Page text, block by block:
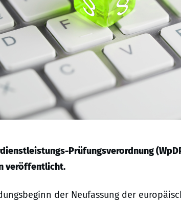
Prüfungsverordnung
veröffentlicht.
der Neufassung der